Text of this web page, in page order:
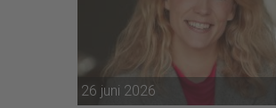
26 juni 2026